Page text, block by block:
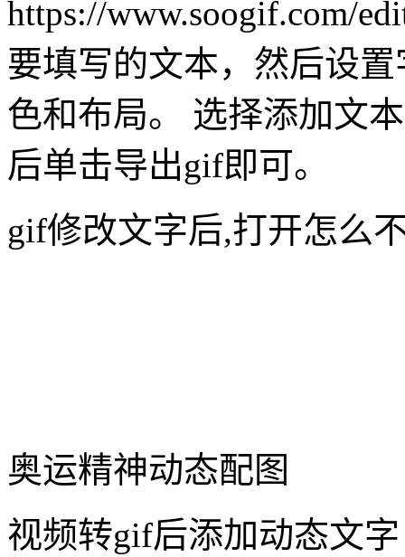
https://www.soogif.com/
要填写的文本，然后设
色和布局。 选择添加文
后单击导出gif即可。
gif修改文字后,打开怎么
奥运精神动态配图
视频转gif后添加动态文字